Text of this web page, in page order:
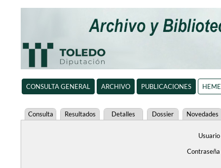
CONSULTA GENERAL ARCHIVO PUBLICACIONES
Consulta Resultados Detalles Dossier Novedades
Usuario
Contraseña